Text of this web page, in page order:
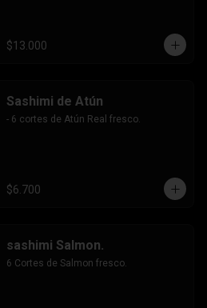
$13.000
Sashimi de Atún
- 6 cortes de Atún Real fresco.
$6.700
sashimi Salmon.
6 Cortes de Salmon fresco.